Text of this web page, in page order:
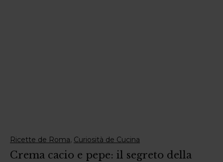
Ricette de Roma, Curiosità de Cucina
Crema cacio e pepe: il segreto della